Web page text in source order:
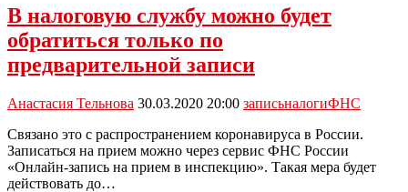
ФНС
онлайн
В налоговую службу можно будет
обратиться только по
предварительной записи
Анастасия Тельнова 30.03.2020 20:00 записьналогиФНС
Связано это с распространением коронавируса в России.
Записаться на прием можно через сервис ФНС России
«Онлайн-запись на прием в инспекцию». Такая мера будет
действовать до…